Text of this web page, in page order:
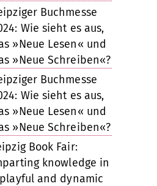
Buchmesse
Wie sieht es aus,
»Neue Lesen« und
»Neue Schreiben«?
Buchmesse
Wie sieht es aus,
»Neue Lesen« und
»Neue Schreiben«?
Book Fair:
knowledge in
and dynamic